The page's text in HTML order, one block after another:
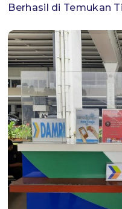
Berhasil di Temukan